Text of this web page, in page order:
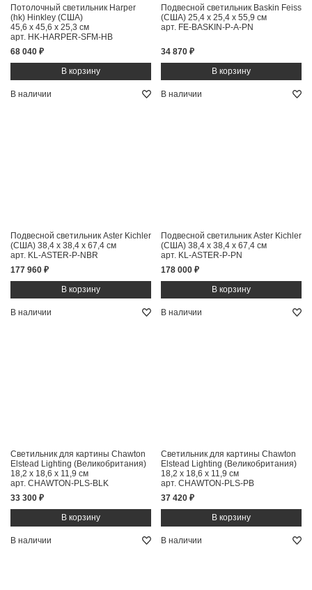
Потолочный светильник Harper
(hk) Hinkley (США)
45,6 x 45,6 x 25,3 см
арт. HK-HARPER-SFM-HB
68 040 ₽
Подвесной светильник Baskin Feiss
(США) 25,4 x 25,4 x 55,9 см
арт. FE-BASKIN-P-A-PN
34 870 ₽
В наличии
Подвесной светильник Aster Kichler
(США) 38,4 x 38,4 x 67,4 см
арт. KL-ASTER-P-NBR
177 960 ₽
В наличии
Подвесной светильник Aster Kichler
(США) 38,4 x 38,4 x 67,4 см
арт. KL-ASTER-P-PN
178 000 ₽
В наличии
Светильник для картины Chawton
Elstead Lighting (Великобритания)
18,2 x 18,6 x 11,9 см
арт. CHAWTON-PLS-BLK
33 300 ₽
В наличии
Светильник для картины Chawton
Elstead Lighting (Великобритания)
18,2 x 18,6 x 11,9 см
арт. CHAWTON-PLS-PB
37 420 ₽
В наличии В наличии